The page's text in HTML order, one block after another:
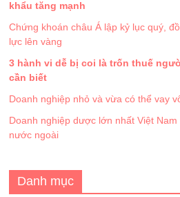
khẩu tăng mạnh
Chứng khoán châu Á lập kỷ lục quý,
lực lên vàng
3 hành vi dễ bị coi là trốn thuế
cần biết
Doanh nghiệp nhỏ và vừa có thể vay
Doanh nghiệp dược lớn nhất Việt
nước ngoài
Danh mục